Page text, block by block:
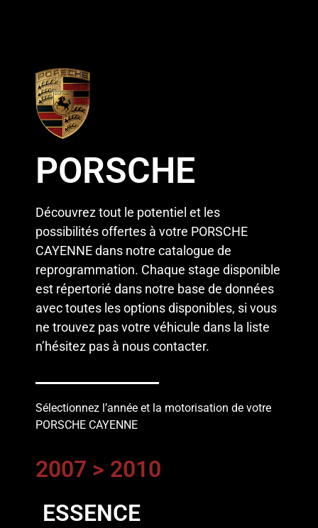
PORSCHE
Découvrez tout le potentiel et les
possibilités offertes à votre PORSCHE
CAYENNE dans notre catalogue de
reprogrammation. Chaque stage disponible
est répertorié dans notre base de données
avec toutes les options disponibles, si vous
ne trouvez pas votre véhicule dans la liste
n’hésitez pas à nous contacter.
Sélectionnez l’année et la motorisation de votre
PORSCHE CAYENNE
2007 > 2010
ESSENCE